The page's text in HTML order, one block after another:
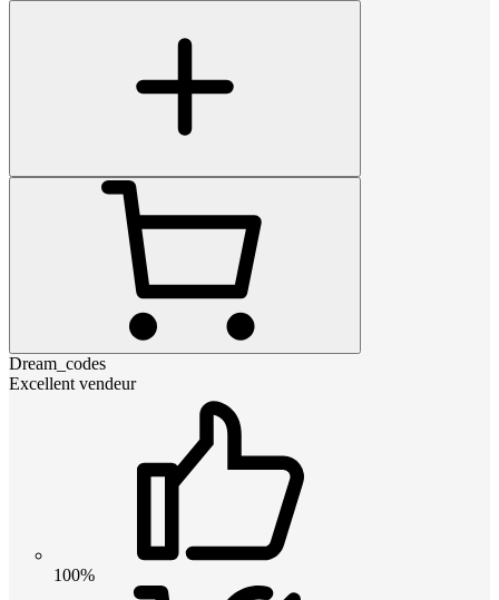
Dream_codes
Excellent vendeur
100%